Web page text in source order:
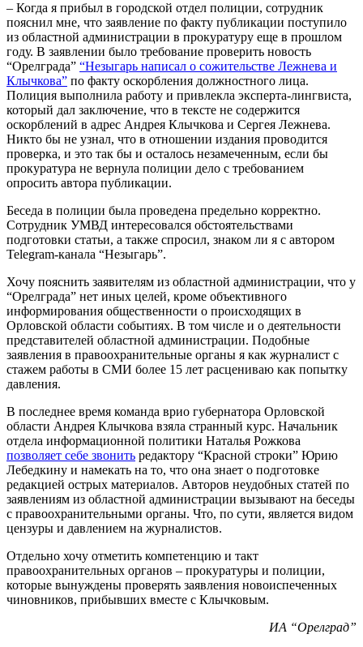
– Когда я прибыл в городской отдел полиции, сотрудник
пояснил мне, что заявление по факту публикации поступило
из областной администрации в прокуратуру еще в прошлом
году. В заявлении было требование проверить новость
“Орелграда” “Незыгарь написал о сожительстве Лежнева и
Клычкова” по факту оскорбления должностного лица.
Полиция выполнила работу и привлекла эксперта-лингвиста,
который дал заключение, что в тексте не содержится
оскорблений в адрес Андрея Клычкова и Сергея Лежнева.
Никто бы не узнал, что в отношении издания проводится
проверка, и это так бы и осталось незамеченным, если бы
прокуратура не вернула полиции дело с требованием
опросить автора публикации.
Беседа в полиции была проведена предельно корректно.
Сотрудник УМВД интересовался обстоятельствами
подготовки статьи, а также спросил, знаком ли я с автором
Telegram-канала “Незыгарь”.
Хочу пояснить заявителям из областной администрации, что у
“Орелграда” нет иных целей, кроме объективного
информирования общественности о происходящих в
Орловской области событиях. В том числе и о деятельности
представителей областной администрации. Подобные
заявления в правоохранительные органы я как журналист с
стажем работы в СМИ более 15 лет расцениваю как попытку
давления.
В последнее время команда врио губернатора Орловской
области Андрея Клычкова взяла странный курс. Начальник
отдела информационной политики Наталья Рожкова
позволяет себе звонить редактору “Красной строки” Юрию
Лебедкину и намекать на то, что она знает о подготовке
редакцией острых материалов. Авторов неудобных статей по
заявлениям из областной администрации вызывают на беседы
с правоохранительными органы. Что, по сути, является видом
цензуры и давлением на журналистов.
Отдельно хочу отметить компетенцию и такт
правоохранительных органов – прокуратуры и полиции,
которые вынуждены проверять заявления новоиспеченных
чиновников, прибывших вместе с Клычковым.
ИА “Орелград”